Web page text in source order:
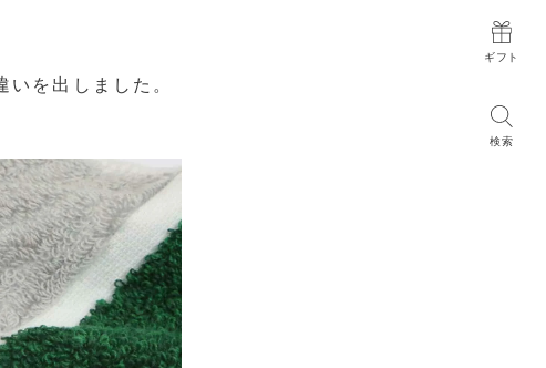
検索
ギフト
を出しました。